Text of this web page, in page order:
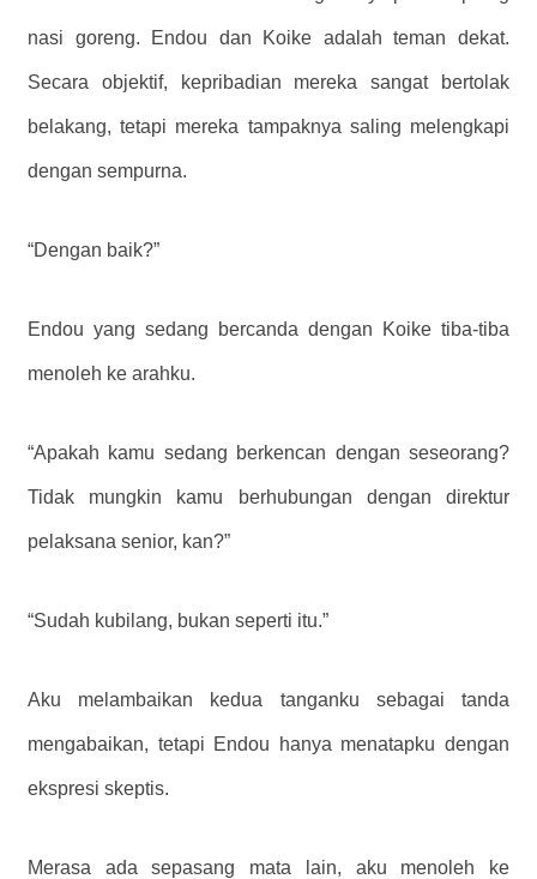
nasi goreng. Endou dan Koike adalah teman dekat.
Secara objektif, kepribadian mereka sangat bertolak
belakang, tetapi mereka tampaknya saling melengkapi
dengan sempurna.
“Dengan baik?”
Endou yang sedang bercanda dengan Koike tiba-tiba
menoleh ke arahku.
“Apakah kamu sedang berkencan dengan seseorang?
Tidak mungkin kamu berhubungan dengan direktur
pelaksana senior, kan?”
“Sudah kubilang, bukan seperti itu.”
Aku melambaikan kedua tanganku sebagai tanda
mengabaikan, tetapi Endou hanya menatapku dengan
ekspresi skeptis.
Merasa ada sepasang mata lain, aku menoleh ke